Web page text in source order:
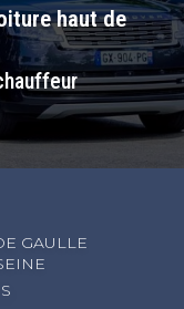
haut de
GAULLE